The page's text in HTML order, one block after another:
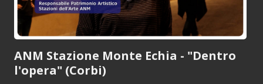
ANM Stazione Monte Echia - "Dentro
l'opera" (Corbi)